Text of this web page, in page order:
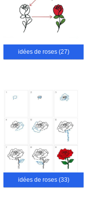
idées de roses (27)
idées de roses (33)